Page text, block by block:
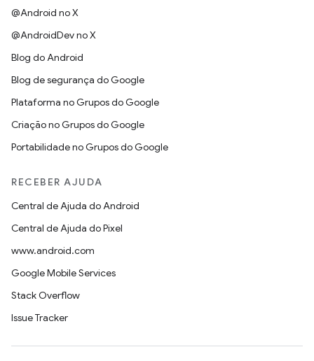
@Android no X
@AndroidDev no X
Blog do Android
Blog de segurança do Google
Plataforma no Grupos do Google
Criação no Grupos do Google
Portabilidade no Grupos do Google
RECEBER AJUDA
Central de Ajuda do Android
Central de Ajuda do Pixel
www.android.com
Google Mobile Services
Stack Overflow
Issue Tracker